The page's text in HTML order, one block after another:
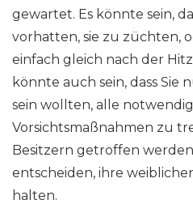
gewartet. Es könnte sein,
vorhatten, sie zu züchten,
einfach gleich nach der
könnte auch sein, dass Sie
sein wollten, alle
Vorsichtsmaßnahmen zu
Besitzern getroffen
entscheiden, ihre
halten.